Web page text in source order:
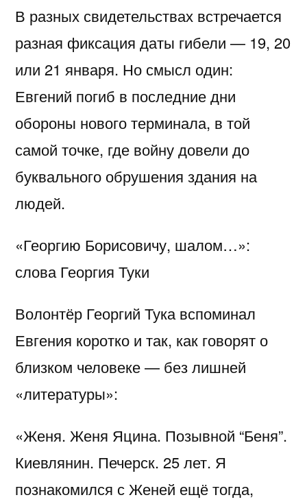
В разных свидетельствах встречается
разная фиксация даты гибели — 19, 20
или 21 января. Но смысл один:
Евгений погиб в последние дни
обороны нового терминала, в той
самой точке, где войну довели до
буквального обрушения здания на
людей.
«Георгию Борисовичу, шалом…»:
слова Георгия Туки
Волонтёр Георгий Тука вспоминал
Евгения коротко и так, как говорят о
близком человеке — без лишней
«литературы»:
«Женя. Женя Яцина. Позывной “Беня”.
Киевлянин. Печерск. 25 лет. Я
познакомился с Женей ещё тогда,